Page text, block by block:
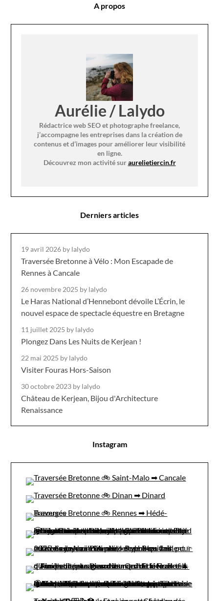
A propos
Aurélie / Lalydo
Rédactrice web SEO et photographe freelance,
j’accompagne les entreprises dans la création de
contenus et d’images pour améliorer leur visibilité
en ligne.
Découvrez mon activité suraurelietiercin.fr
Derniers articles
19 avril 2026 by lalydo
Traversée Bretonne à Vélo : Mon Escapade de
Rennes à Cancale
26 novembre 2025 by lalydo
Le Haras National d’Hennebont dévoile L’Écrin, le
nouvel espace de spectacle équestre en Bretagne
11 juillet 2025 by lalydo
Plongez Dans Les Nuits de Kerjean !
22 mai 2025 by lalydo
Visiter Fouras Hors-Saison
30 octobre 2023 by lalydo
Château de Kerjean, Bijou d'Architecture
Renaissance
Instagram